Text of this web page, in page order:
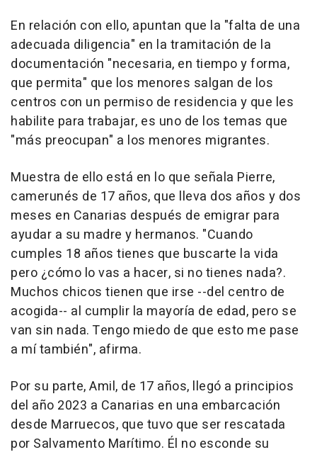
En relación con ello, apuntan que la "falta de una
adecuada diligencia" en la tramitación de la
documentación "necesaria, en tiempo y forma,
que permita" que los menores salgan de los
centros con un permiso de residencia y que les
habilite para trabajar, es uno de los temas que
"más preocupan" a los menores migrantes.
Muestra de ello está en lo que señala Pierre,
camerunés de 17 años, que lleva dos años y dos
meses en Canarias después de emigrar para
ayudar a su madre y hermanos. "Cuando
cumples 18 años tienes que buscarte la vida
pero ¿cómo lo vas a hacer, si no tienes nada?.
Muchos chicos tienen que irse --del centro de
acogida-- al cumplir la mayoría de edad, pero se
van sin nada. Tengo miedo de que esto me pase
a mí también", afirma.
Por su parte, Amil, de 17 años, llegó a principios
del año 2023 a Canarias en una embarcación
desde Marruecos, que tuvo que ser rescatada
por Salvamento Marítimo. Él no esconde su